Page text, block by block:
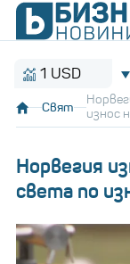
USD
Свят
износ
Норвегия
света по